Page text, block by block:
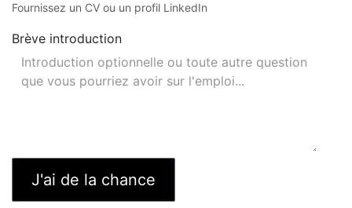
Fournissez un CV ou un profil LinkedIn
Brève introduction
J'ai de la chance